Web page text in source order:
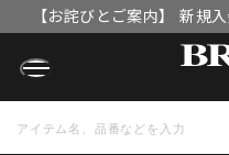
【お詫びとご案内】 新規
OFFクーポン」